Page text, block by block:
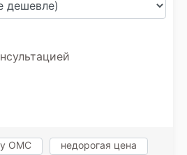
ОМС недорогая цена